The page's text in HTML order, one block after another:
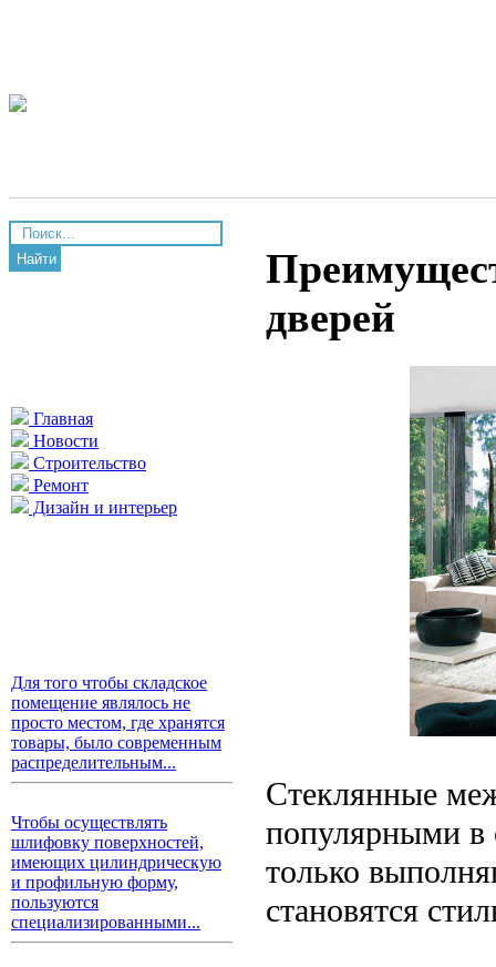
Найти
Главная
Новости
Строительство
Ремонт
Дизайн и интерьер
Для того чтобы складское
помещение являлось не
просто местом, где хранятся
товары, было современным
распределительным...
Чтобы осуществлять
шлифовку поверхностей,
имеющих цилиндрическую
и профильную форму,
пользуются
специализированными...
дверей
Стеклянные
популярными в
только
становятся